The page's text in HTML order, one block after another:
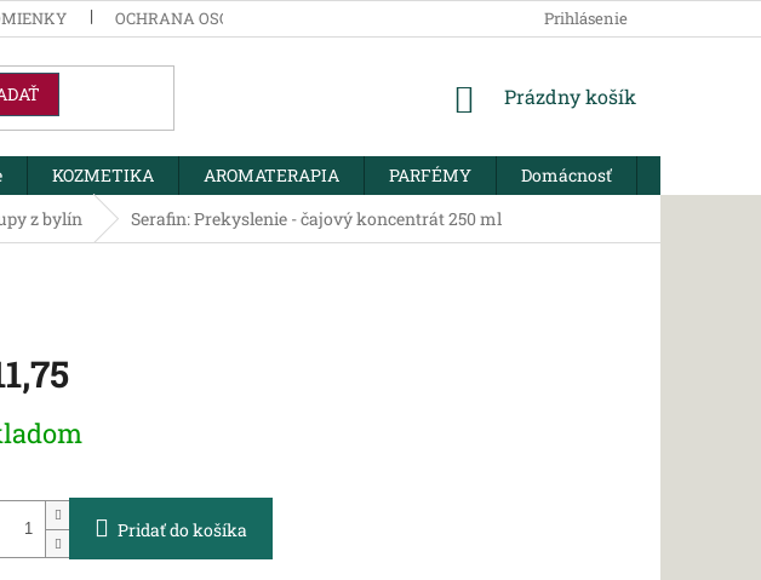
OCHRANA OSOBNÝCH ÚDAJOV Prihlásenie
NÁKUPNÝ
Prázdny košík
KOZMETIKA AROMATERAPIA PARFÉMY Domácnosť
z bylín Serafin: Prekyslenie - čajový koncentrát 250 ml
Pridať do košíka